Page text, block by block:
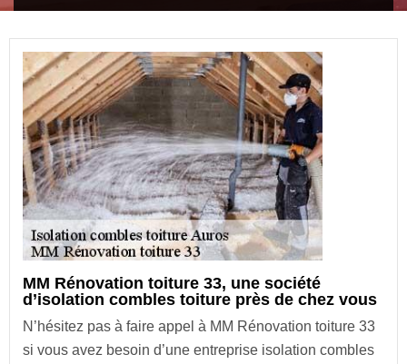
MM Rénovation toiture 33, une société
d’isolation combles toiture près de chez vous
N’hésitez pas à faire appel à MM Rénovation toiture 33
si vous avez besoin d’une entreprise isolation combles